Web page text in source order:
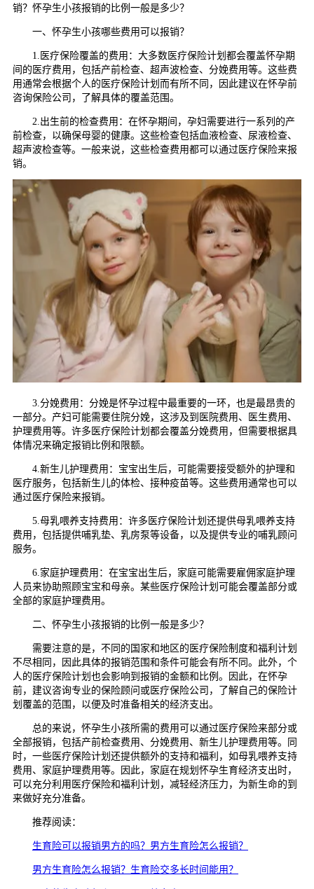
销？怀孕生小孩报销的比例一般是多少？
一、怀孕生小孩哪些费用可以报销？
1.医疗保险覆盖的费用：大多数医疗保险计划都会覆盖怀孕期
间的医疗费用，包括产前检查、超声波检查、分娩费用等。这些费
用通常会根据个人的医疗保险计划而有所不同，因此建议在怀孕前
咨询保险公司，了解具体的覆盖范围。
2.出生前的检查费用：在怀孕期间，孕妇需要进行一系列的产
前检查，以确保母婴的健康。这些检查包括血液检查、尿液检查、
超声波检查等。一般来说，这些检查费用都可以通过医疗保险来报
销。
3.分娩费用：分娩是怀孕过程中最重要的一环，也是最昂贵的
一部分。产妇可能需要住院分娩，这涉及到医院费用、医生费用、
护理费用等。许多医疗保险计划都会覆盖分娩费用，但需要根据具
体情况来确定报销比例和限额。
4.新生儿护理费用：宝宝出生后，可能需要接受额外的护理和
医疗服务，包括新生儿的体检、接种疫苗等。这些费用通常也可以
通过医疗保险来报销。
5.母乳喂养支持费用：许多医疗保险计划还提供母乳喂养支持
费用，包括提供哺乳垫、乳房泵等设备，以及提供专业的哺乳顾问
服务。
6.家庭护理费用：在宝宝出生后，家庭可能需要雇佣家庭护理
人员来协助照顾宝宝和母亲。某些医疗保险计划可能会覆盖部分或
全部的家庭护理费用。
二、怀孕生小孩报销的比例一般是多少？
需要注意的是，不同的国家和地区的医疗保险制度和福利计划
不尽相同，因此具体的报销范围和条件可能会有所不同。此外，个
人的医疗保险计划也会影响到报销的金额和比例。因此，在怀孕
前，建议咨询专业的保险顾问或医疗保险公司，了解自己的保险计
划覆盖的范围，以便及时准备相关的经济支出。
总的来说，怀孕生小孩所需的费用可以通过医疗保险来部分或
全部报销，包括产前检查费用、分娩费用、新生儿护理费用等。同
时，一些医疗保险计划还提供额外的支持和福利，如母乳喂养支持
费用、家庭护理费用等。因此，家庭在规划怀孕生育经济支出时，
可以充分利用医疗保险和福利计划，减轻经济压力，为新生命的到
来做好充分准备。
推荐阅读：
生育险可以报销男方的吗？男方生育险怎么报销？
男方生育险怎么报销？生育险交多长时间能用？